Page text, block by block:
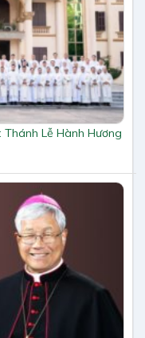
Thánh Lễ Hành Hương